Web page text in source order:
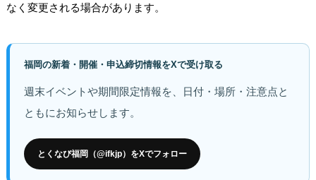
なく変更される場合があります。
福岡の新着・開催・申込締切情報をXで受け取る
週末イベントや期間限定情報を、日付・場所・注意点と
ともにお知らせします。
とくなび福岡（@ifkjp）をXでフォロー